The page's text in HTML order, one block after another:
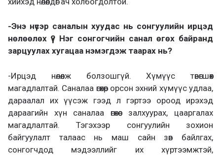
-Энэ нүсэр саналын хуудас нь сонгуулийн ирцэд
нөлөөлөх үү? Нэг сонгогчийн санал өгөх байранд
зарцуулах хугацаа нэмэгдэж таарах нь?
-Ирцэд нөлөөлж болзошгүй. Хүмүүс төвөгшөөх
магадлалтай. Саналаа өгөхөөр орсон эхний хүмүүс удлаа,
дараалал их үүсэж гээд л гэртээ ороод ирэхэд
дараагийн хүн саналаа өгөхөөс залхуурах, цааргалах
магадлалтай. Тэгэхээр сонгуулийн зохион
байгуулалт талаас нь маш сайн зөв байлгах,
сонгогчдод мэдээллийг их хүртээмжтэй,